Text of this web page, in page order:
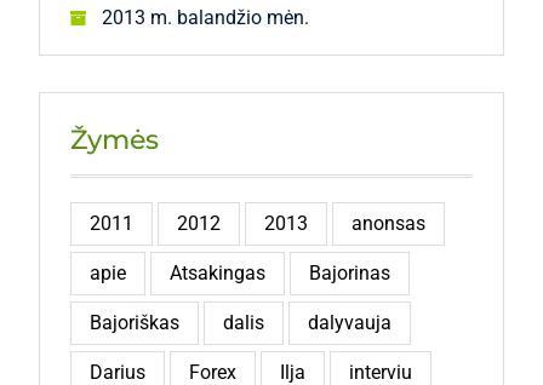
2013 m. balandžio mėn.
Žymės
2011 2012 2013 anonsas
apie Atsakingas Bajorinas
Bajoriškas dalis dalyvauja
Darius Forex Ilja interviu